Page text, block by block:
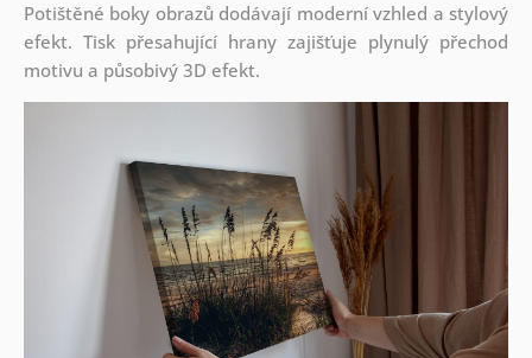
Potištěné boky obrazů dodávají moderní vzhled a stylový
efekt. Tisk přesahující hrany zajišťuje plynulý přechod
motivu a působivý 3D efekt.